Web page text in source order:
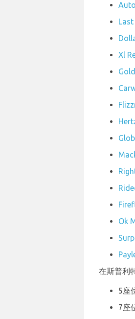
Xl
Ok
在斯普利
5座
7座